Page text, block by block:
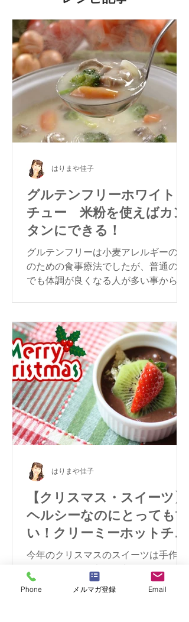
グルテンフリーホワイトシ
チュー 米粉を使えばカン
タンにできる！
グルテンフリーは小麦アレルギーの人
のための食事療法でしたが、普通の方
でも体調が良くなる人が多い事から注
ーをご紹介します。
はりまや佳子
【クリスマス・スイーツ】
ヘルシーなのにとっても甘
い！クリーミーホットチョ
コレート
今年のクリスマスのスイーツは手作り
しよう！！とお考えの方、クリスマス
カラーの温かいヴィーガン・スイーツ
はりまや佳子
Phone メルマガ登録 Email